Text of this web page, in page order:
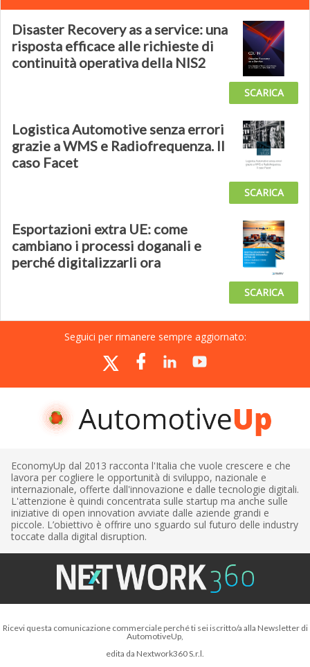
Disaster Recovery as a service: una
risposta efficace alle richieste di
continuità operativa della NIS2
SCARICA
Logistica Automotive senza errori
grazie a WMS e Radiofrequenza. Il
caso Facet
SCARICA
Esportazioni extra UE: come
cambiano i processi doganali e
perché digitalizzarli ora
SCARICA
Seguici per rimanere sempre aggiornato:
EconomyUp dal 2013 racconta l'Italia che vuole crescere e che
lavora per cogliere le opportunità di sviluppo, nazionale e
internazionale, offerte dall'innovazione e dalle tecnologie digitali.
L'attenzione è quindi concentrata sulle startup ma anche sulle
iniziative di open innovation avviate dalle aziende grandi e
piccole. L’obiettivo è offrire uno sguardo sul futuro delle industry
toccate dalla digital disruption.
Ricevi questa comunicazione commerciale perché ti sei iscritto/a alla Newsletter di
AutomotiveUp,
edita da Nextwork360 S.r.l.